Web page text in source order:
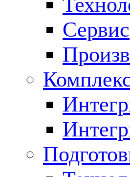
Сервис